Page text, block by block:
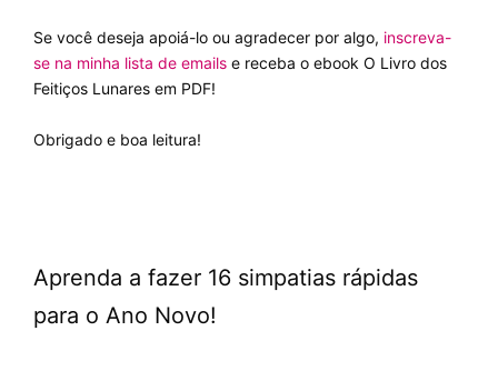
Se você deseja apoiá-lo ou agradecer por algo, inscreva-
se na minha lista de emails e receba o ebook O Livro dos
Feitiços Lunares em PDF!
Obrigado e boa leitura!
Aprenda a fazer 16 simpatias rápidas
para o Ano Novo!